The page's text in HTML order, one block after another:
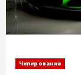
Чипирование